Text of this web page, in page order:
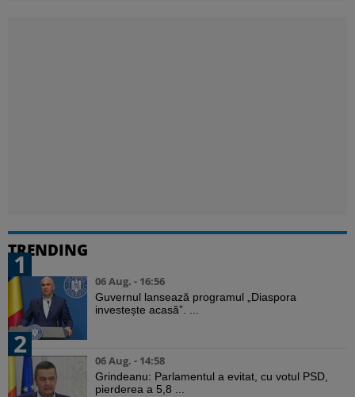
TRENDING
1
06 Aug. - 16:56
Guvernul lansează programul „Diaspora
investește acasă”. ...
2
06 Aug. - 14:58
Grindeanu: Parlamentul a evitat, cu votul PSD,
pierderea a 5,8 ...